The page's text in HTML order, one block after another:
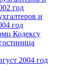
год
и
год
Кодексу
2004 год